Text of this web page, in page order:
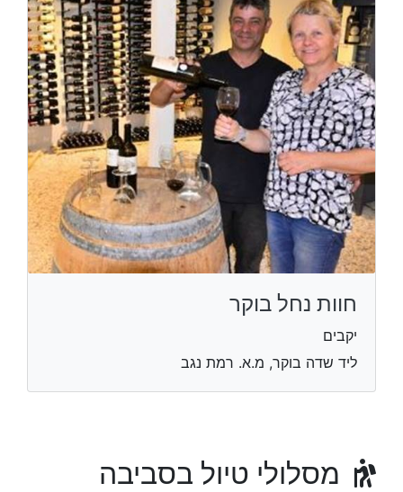
חוות נחל בוקר
יקבים
ליד שדה בוקר, מ.א. רמת נגב
מסלולי טיול בסביבה